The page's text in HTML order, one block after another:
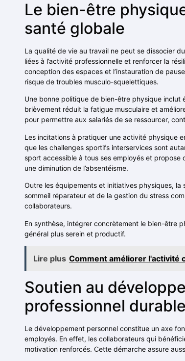
Le bien-être
santé globale
La qualité de vie au travail ne peut se dissocier
liées à l’activité professionnelle et renforcer la
conception des espaces et l’instauration de
risque de troubles musculo-squelettiques.
Une bonne politique de bien-être physique inclut
brièvement réduit la fatigue musculaire et
pour permettre aux salariés de se ressourcer,
Les incitations à pratiquer une activité physique
que les challenges sportifs interservices sont
sport accessible à tous ses employés et
une diminution de l’absentéisme.
Outre les équipements et initiatives physiques, la
sommeil réparateur et de la gestion du stress
collaborateurs.
En synthèse, intégrer concrètement le bien-être
général plus serein et productif.
Lire plus Comment améliorer l'activité
Soutien au
professionnel durable
Le développement personnel constitue un axe
employés. En effet, les collaborateurs qui
motivation renforcés. Cette démarche assure